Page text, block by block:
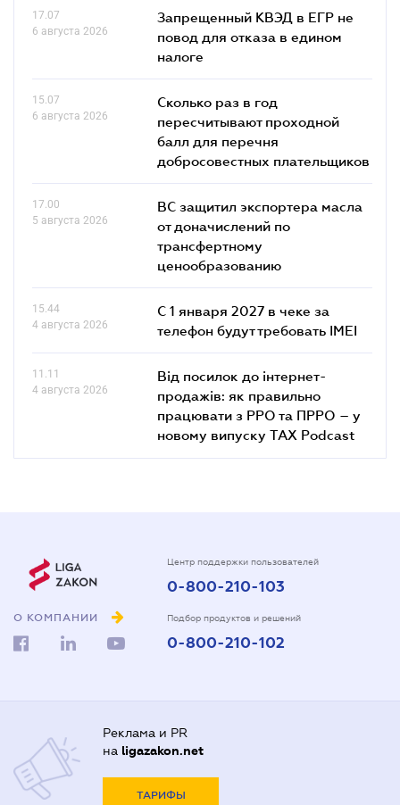
17.07
6 августа 2026
Запрещенный КВЭД в ЕГР не
повод для отказа в едином
налоге
15.07
6 августа 2026
Сколько раз в год
пересчитывают проходной
балл для перечня
добросовестных плательщиков
17.00
5 августа 2026
ВС защитил экспортера масла
от доначислений по
трансфертному
ценообразованию
15.44
4 августа 2026
С 1 января 2027 в чеке за
телефон будут требовать IMEI
11.11
4 августа 2026
Від посилок до інтернет-
продажів: як правильно
працювати з РРО та ПРРО – у
новому випуску TAX Podcast
О КОМПАНИИ
Центр поддержки пользователей
0-800-210-103
Подбор продуктов и решений
0-800-210-102
Реклама и PR
на ligazakon.net
ТАРИФЫ